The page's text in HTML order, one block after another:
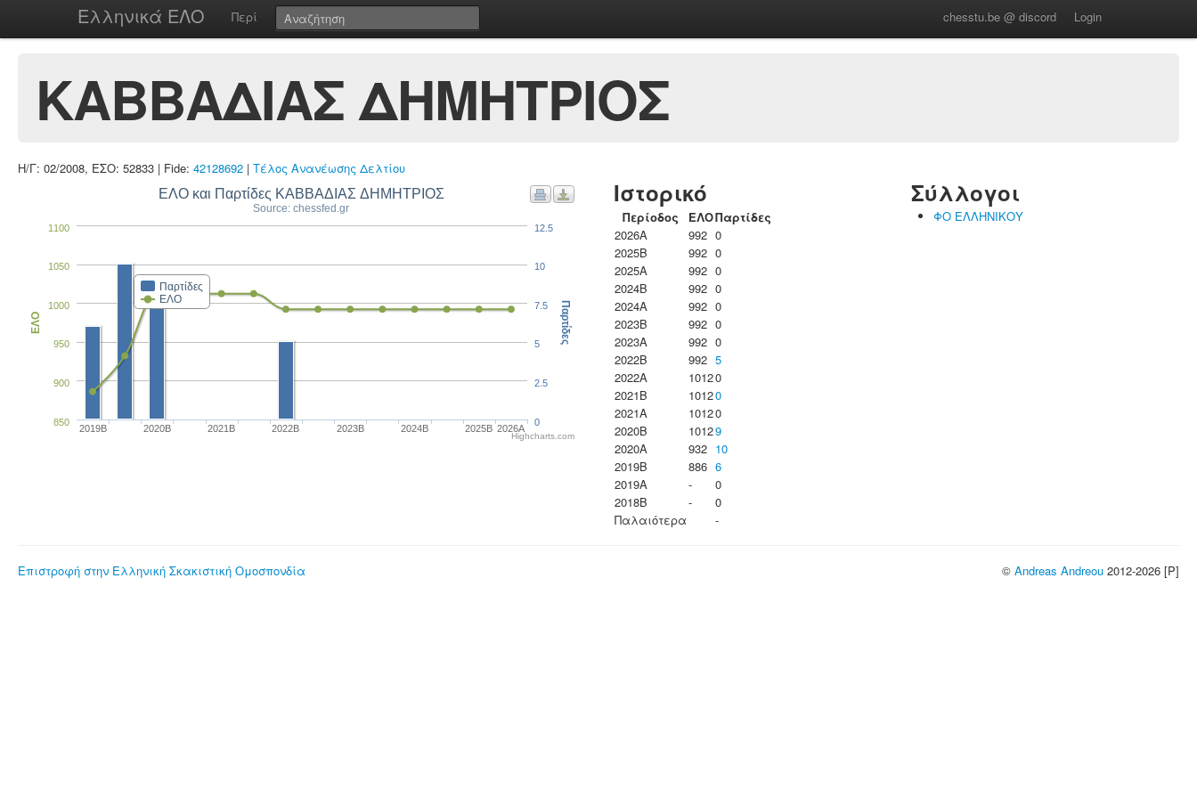
Ελληνικά ΕΛΟ Περί chesstu.be @ discord Login
ΚΑΒΒΑΔΙΑΣ ΔΗΜΗΤΡΙΟΣ
Η/Γ: 02/2008, ΕΣΟ: 52833 | Fide: 42128692 | Τέλος Ανανέωσης Δελτίου
ΕΛΟ και Παρτίδες ΚΑΒΒΑΔΙΑΣ ΔΗΜΗΤΡΙΟΣ
Source: chessfed.gr
Παρτίδες
ΕΛΟ
2019B 2020B 2021B 2022B 2023B 2024B 2025B 2026A
900
950
1000
850
1050
1100
ΕΛΟ
0
2.5
5
7.5
10
12.5
Παρτίδες
Highcharts.com
Ιστορικό
Περίοδος ΕΛΟΠαρτίδες
2026A
992 0
2025B
992 0
2025A
992 0
2024B
992 0
2024A
992 0
2023B
992 0
2023Α
992 0
2022B
992 5
2022A
10120
2021B
10120
2021A
10120
2020B
10129
2020A
932 10
2019B
886 6
2019A
-
0
2018B
-
0
Παλαιότερα
-
Σύλλογοι
ΦΟ ΕΛΛΗΝΙΚΟΥ
Επιστροφή στην Ελληνική Σκακιστική Ομοσπονδία © Andreas Andreou 2012-2026 [P]